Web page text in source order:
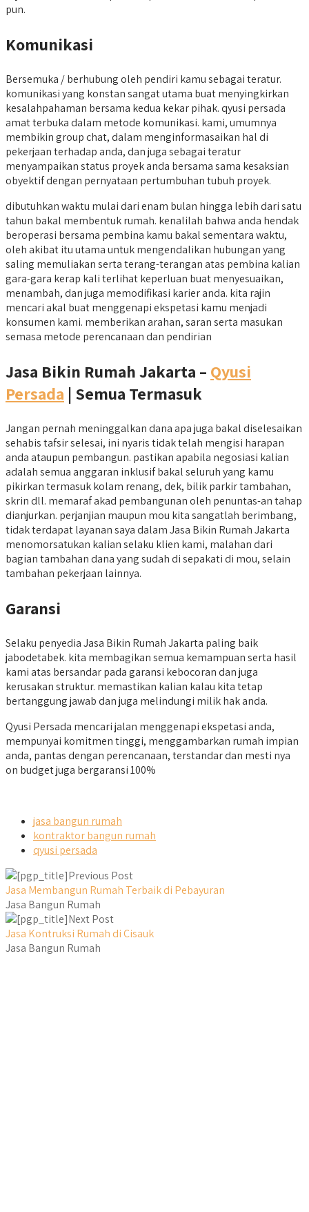
pun.
Komunikasi
Bersemuka / berhubung oleh pendiri kamu sebagai teratur.
komunikasi yang konstan sangat utama buat menyingkirkan
kesalahpahaman bersama kedua kekar pihak. qyusi persada
amat terbuka dalam metode komunikasi. kami, umumnya
membikin group chat, dalam menginformasaikan hal di
pekerjaan terhadap anda, dan juga sebagai teratur
menyampaikan status proyek anda bersama sama kesaksian
obyektif dengan pernyataan pertumbuhan tubuh proyek.
dibutuhkan waktu mulai dari enam bulan hingga lebih dari satu
tahun bakal membentuk rumah. kenalilah bahwa anda hendak
beroperasi bersama pembina kamu bakal sementara waktu,
oleh akibat itu utama untuk mengendalikan hubungan yang
saling memuliakan serta terang-terangan atas pembina kalian
gara-gara kerap kali terlihat keperluan buat menyesuaikan,
menambah, dan juga memodifikasi karier anda. kita rajin
mencari akal buat menggenapi ekspetasi kamu menjadi
konsumen kami. memberikan arahan, saran serta masukan
semasa metode perencanaan dan pendirian
Jasa Bikin Rumah Jakarta – Qyusi
Persada | Semua Termasuk
Jangan pernah meninggalkan dana apa juga bakal diselesaikan
sehabis tafsir selesai, ini nyaris tidak telah mengisi harapan
anda ataupun pembangun. pastikan apabila negosiasi kalian
adalah semua anggaran inklusif bakal seluruh yang kamu
pikirkan termasuk kolam renang, dek, bilik parkir tambahan,
skrin dll. memaraf akad pembangunan oleh penuntas-an tahap
dianjurkan. perjanjian maupun mou kita sangatlah berimbang,
tidak terdapat layanan saya dalam Jasa Bikin Rumah Jakarta
menomorsatukan kalian selaku klien kami, malahan dari
bagian tambahan dana yang sudah di sepakati di mou, selain
tambahan pekerjaan lainnya.
Garansi
Selaku penyedia Jasa Bikin Rumah Jakarta paling baik
jabodetabek. kita membagikan semua kemampuan serta hasil
kami atas bersandar pada garansi kebocoran dan juga
kerusakan struktur. memastikan kalian kalau kita tetap
bertanggung jawab dan juga melindungi milik hak anda.
Qyusi Persada mencari jalan menggenapi ekspetasi anda,
mempunyai komitmen tinggi, menggambarkan rumah impian
anda, pantas dengan perencanaan, terstandar dan mesti nya
on budget juga bergaransi 100%
jasa bangun rumah
kontraktor bangun rumah
qyusi persada
Previous Post
Jasa Membangun Rumah Terbaik di Pebayuran
Jasa Bangun Rumah
Next Post
Jasa Kontruksi Rumah di Cisauk
Jasa Bangun Rumah